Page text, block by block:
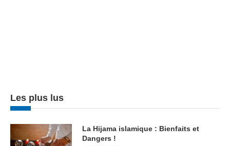
Les plus lus
La Hijama islamique : Bienfaits et
Dangers !